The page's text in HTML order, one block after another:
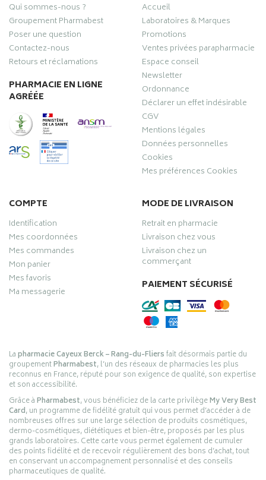
Qui sommes-nous ?
Groupement Pharmabest
Poser une question
Contactez-nous
Retours et réclamations
PHARMACIE EN LIGNE
AGRÉÉE
Accueil
Laboratoires & Marques
Promotions
Ventes privées parapharmacie
Espace conseil
Newsletter
Ordonnance
Déclarer un effet indésirable
CGV
Mentions légales
Données personnelles
Cookies
Mes préférences Cookies
COMPTE
Identification
Mes coordonnées
Mes commandes
Mon panier
Mes favoris
Ma messagerie
MODE DE LIVRAISON
Retrait en pharmacie
Livraison chez vous
Livraison chez un
commerçant
PAIEMENT SÉCURISÉ
Lapharmacie Cayeux Berck – Rang-du-Fliersfait désormais partie du
groupementPharmabest, l’un des réseaux de pharmacies les plus
reconnus en France, réputé pour son exigence de qualité, son expertise
et son accessibilité.
Grâce àPharmabest, vous bénéficiez de la carte privilègeMy Very Best
Card, un programme de fidélité gratuit qui vous permet d’accéder à de
nombreuses offres sur une large sélection de produits cosmétiques,
dermo-cosmétiques, diététiques et bien-être, proposés par les plus
grands laboratoires. Cette carte vous permet également de cumuler
des points fidélité et de recevoir régulièrement des bons d’achat, tout
en conservant un accompagnement personnalisé et des conseils
pharmaceutiques de qualité.